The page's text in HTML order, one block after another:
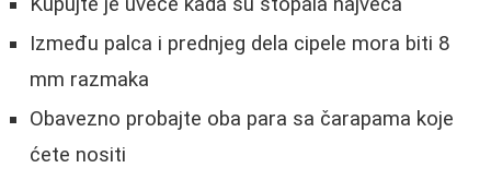
Između palca i prednjeg dela cipele mora biti 8
mm razmaka
Obavezno probajte oba para sa čarapama koje
ćete nositi